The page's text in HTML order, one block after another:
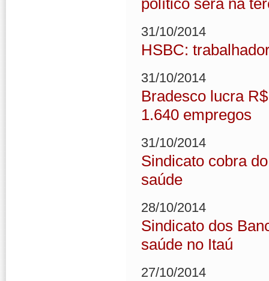
político será na
31/10/2014
HSBC:
31/10/2014
Bradesco lucra
1.640 empregos
31/10/2014
Sindicato cobra
saúde
28/10/2014
Sindicato dos
saúde no Itaú
27/10/2014